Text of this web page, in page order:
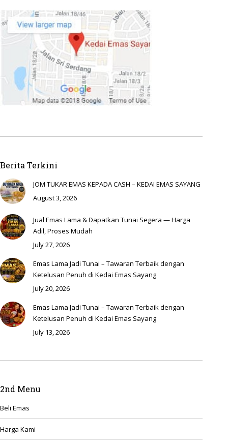
Berita Terkini
JOM TUKAR EMAS KEPADA CASH – KEDAI EMAS SAYANG
August 3, 2026
Jual Emas Lama & Dapatkan Tunai Segera — Harga
Adil, Proses Mudah
July 27, 2026
Emas Lama Jadi Tunai – Tawaran Terbaik dengan
Ketelusan Penuh di Kedai Emas Sayang
July 20, 2026
Emas Lama Jadi Tunai – Tawaran Terbaik dengan
Ketelusan Penuh di Kedai Emas Sayang
July 13, 2026
2nd Menu
Beli Emas
Harga Kami